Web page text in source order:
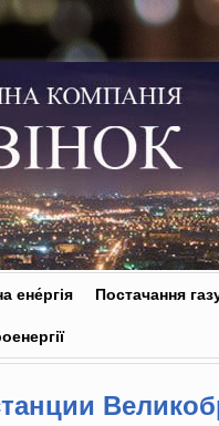
ене́ргія Постачання